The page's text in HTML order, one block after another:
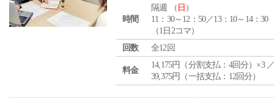
時間
隔週 （ 日 ）
11：30～12：50／13：10～14：30
（1日2コマ）
回数
全12回
料金
14,175円（分割支払：4回分）×3
39,375円（一括支払：12回分）